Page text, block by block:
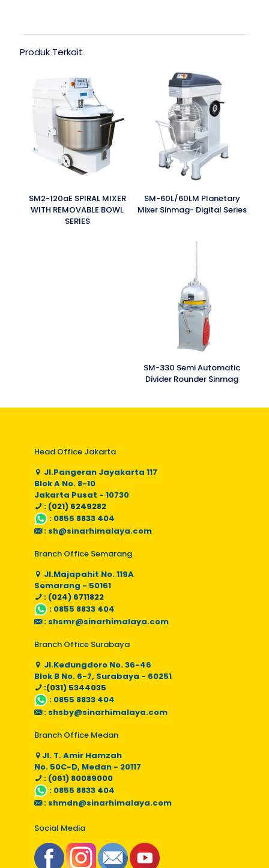
Produk Terkait
SM2-120aE SPIRAL MIXER
WITH REMOVABLE BOWL
SERIES
SM-60L/60LM Planetary
Mixer Sinmag- Digital Series
SM-330 Semi Automatic
Divider Rounder Sinmag
Head Office Jakarta
Jl.Pangeran Jayakarta 117
Blok A No. 8-10
Jakarta Pusat - 10730
: (021) 6249282
: 0855 8833 404
: sh@sinarhimalaya.com
Branch Office Semarang
Jl.Majapahit No. 119A
Semarang - 50161
: (024) 6711822
: 0855 8833 404
: shsmr@sinarhimalaya.com
Branch Office Surabaya
Jl.Kedungdoro No. 36-46
Blok B No. 6-7, Surabaya - 60251
:(031) 5344035
: 0855 8833 404
: shsby@sinarhimalaya.com
Branch Office Medan
Jl. T. Amir Hamzah
No. 50C-D, Medan - 20117
: (061) 80089000
: 0855 8833 404
: shmdn@sinarhimalaya.com
Social Media